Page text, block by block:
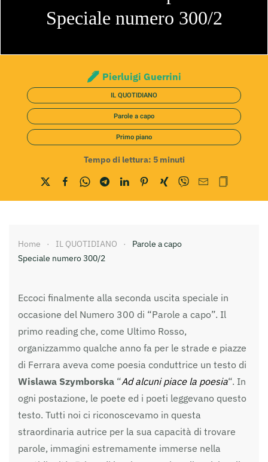
Speciale numero 300/2
Pierluigi Guerrini
IL QUOTIDIANO
Parole a capo
Primo piano
Tempo di lettura: 5 minuti
Home IL QUOTIDIANO
Parole a capo
Speciale numero 300/2
Eccoci finalmente alla seconda uscita speciale in
occasione del Numero 300 di “Parole a capo”. Il
primo reading che, come Ultimo Rosso,
organizzammo qualche anno fa per le strade e piazze
di Ferrara aveva come poesia conduttrice un testo di
Wislawa Szymborska “Ad alcuni piace la poesia“. In
ogni postazione, le poete ed i poeti leggevano questo
testo. Tutti noi ci riconoscevamo in questa
straordinaria autrice per la sua capacità di trovare
parole, immagini estremamente immerse nella